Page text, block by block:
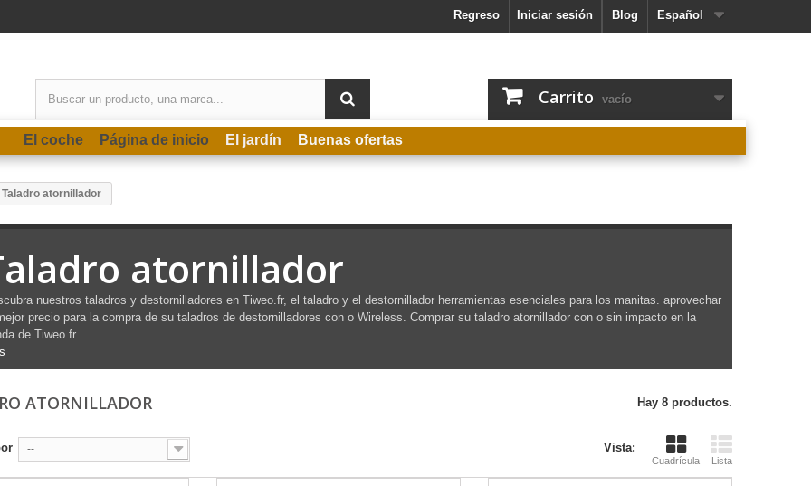
Español
Blog
Iniciar sesión
Regreso
Carrito vacío
El coche Página de inicio El jardín Buenas ofertas
Taladro atornillador
atornillador
nuestros taladros y destornilladores en Tiweo.fr, el taladro y el destornillador herramientas esenciales para los manitas. aprovechar
precio para la compra de su taladros de destornilladores con o Wireless. Comprar su taladro atornillador con o sin impacto en la
de Tiweo.fr.
ATORNILLADOR Hay 8 productos.
Vista:
Cuadrícula Lista
--